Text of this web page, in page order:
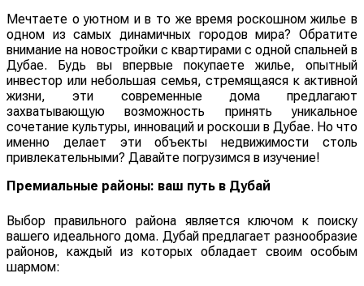
Мечтаете о уютном и в то же время роскошном жилье в
одном из самых динамичных городов мира? Обратите
внимание на новостройки с квартирами с одной спальней в
Дубае. Будь вы впервые покупаете жилье, опытный
инвестор или небольшая семья, стремящаяся к активной
жизни, эти современные дома предлагают
захватывающую возможность принять уникальное
сочетание культуры, инноваций и роскоши в Дубае. Но что
именно делает эти объекты недвижимости столь
привлекательными? Давайте погрузимся в изучение!
Премиальные районы: ваш путь в Дубай
Выбор правильного района является ключом к поиску
вашего идеального дома. Дубай предлагает разнообразие
районов, каждый из которых обладает своим особым
шармом: